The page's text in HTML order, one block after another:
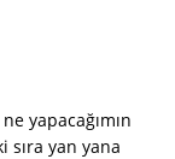
yapacağımın
sıra yan yana